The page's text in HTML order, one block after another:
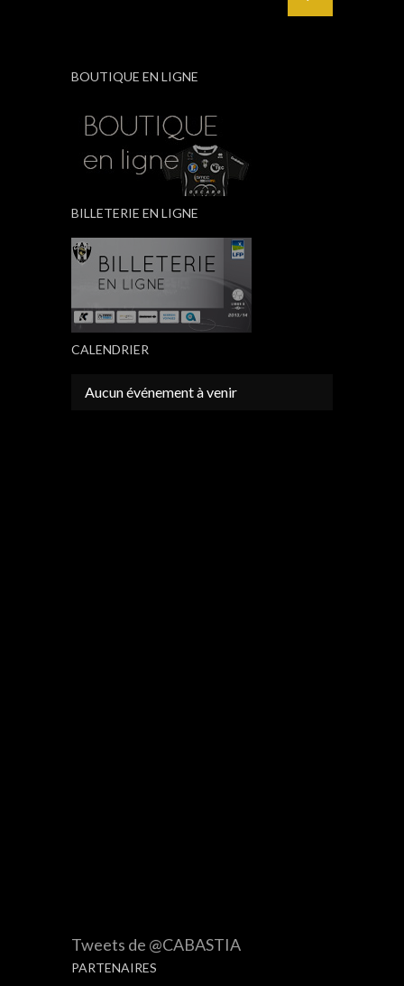
BOUTIQUE EN LIGNE
BILLETERIE EN LIGNE
CALENDRIER
Aucun événement à venir
Tweets de @CABASTIA
PARTENAIRES